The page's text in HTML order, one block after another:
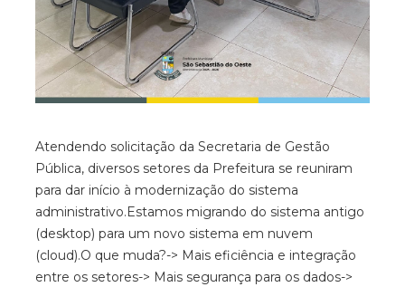
Atendendo solicitação da Secretaria de Gestão
Pública, diversos setores da Prefeitura se reuniram
para dar início à modernização do sistema
administrativo.Estamos migrando do sistema antigo
(desktop) para um novo sistema em nuvem
(cloud).O que muda?-> Mais eficiência e integração
entre os setores-> Mais segurança para os dados->